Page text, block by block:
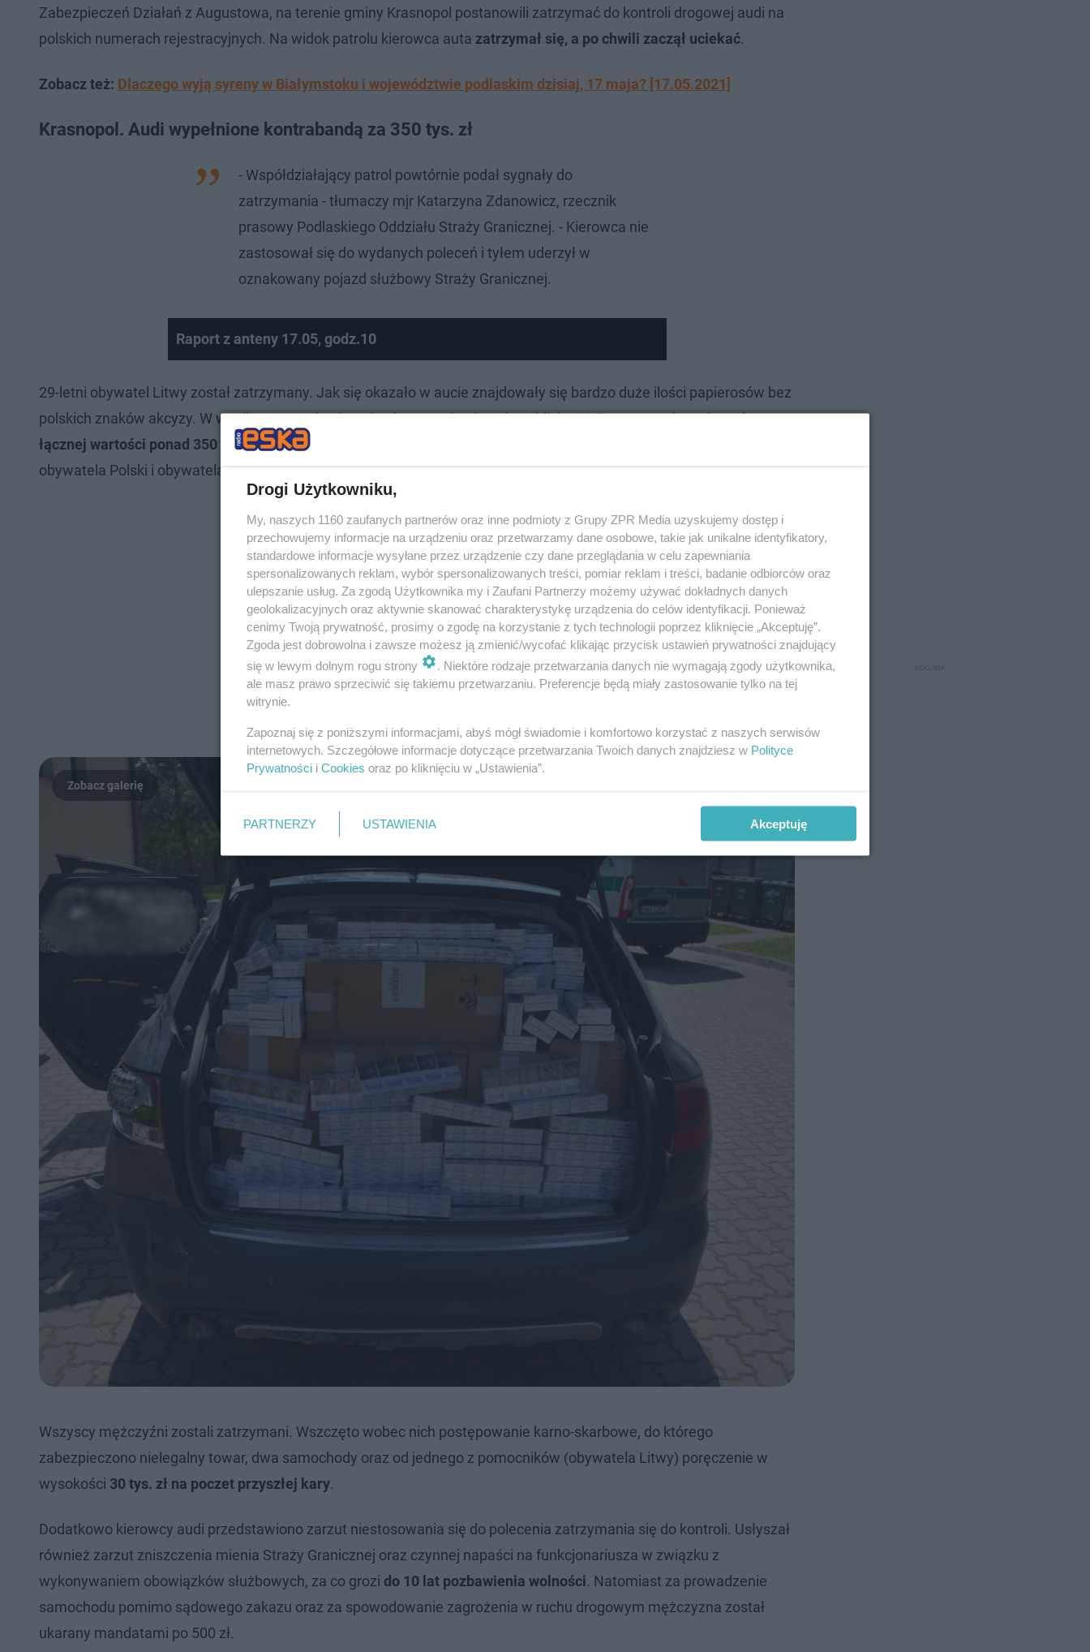
Zabezpieczeń Działań z Augustowa, na terenie gminy Krasnopol postanowili zatrzymać do kontroli drogowej audi na
polskich numerach rejestracyjnych. Na widok patrolu kierowca auta zatrzymał się, a po chwili zaczął uciekać.
Zobacz też: Dlaczego wyją syreny w Białymstoku i województwie podlaskim dzisiaj, 17 maja? [17.05.2021]
Krasnopol. Audi wypełnione kontrabandą za 350 tys. zł
- Współdziałający patrol powtórnie podał sygnały do
zatrzymania - tłumaczy mjr Katarzyna Zdanowicz, rzecznik
prasowy Podlaskiego Oddziału Straży Granicznej. - Kierowca nie
zastosował się do wydanych poleceń i tyłem uderzył w
oznakowany pojazd służbowy Straży Granicznej.
Raport z anteny 17.05, godz.10
29-letni obywatel Litwy został zatrzymany. Jak się okazało w aucie znajdowały się bardzo duże ilości papierosów bez
polskich znaków akcyzy. W wyniku przeszukania pojazdu w sumie ujawniono blisko 23,5 tys. paczek papierosów o
łącznej wartości ponad 350 tys. zł. Na miejscu zatrzymano także dwóch pomocników nielegalnego procederu -
obywatela Polski i obywatela Litwy jadących drugim autem.
Wszyscy mężczyźni zostali zatrzymani. Wszczęto wobec nich postępowanie karno-skarbowe, do którego
zabezpieczono nielegalny towar, dwa samochody oraz od jednego z pomocników (obywatela Litwy) poręczenie w
wysokości 30 tys. zł na poczet przyszłej kary.
Dodatkowo kierowcy audi przedstawiono zarzut niestosowania się do polecenia zatrzymania się do kontroli. Usłyszał
również zarzut zniszczenia mienia Straży Granicznej oraz czynnej napaści na funkcjonariusza w związku z
wykonywaniem obowiązków służbowych, za co grozi do 10 lat pozbawienia wolności. Natomiast za prowadzenie
samochodu pomimo sądowego zakazu oraz za spowodowanie zagrożenia w ruchu drogowym mężczyzna został
ukarany mandatami po 500 zł.
Drogi Użytkowniku,
My, naszych 1160 zaufanych partnerów oraz inne podmioty z Grupy ZPR Media uzyskujemy dostęp i
przechowujemy informacje na urządzeniu oraz przetwarzamy dane osobowe, takie jak unikalne identyfikatory,
standardowe informacje wysyłane przez urządzenie czy dane przeglądania w celu zapewniania
spersonalizowanych reklam, wybór spersonalizowanych treści, pomiar reklam i treści, badanie odbiorców oraz
ulepszanie usług. Za zgodą Użytkownika my i Zaufani Partnerzy możemy używać dokładnych danych
geolokalizacyjnych oraz aktywnie skanować charakterystykę urządzenia do celów identyfikacji. Ponieważ
cenimy Twoją prywatność, prosimy o zgodę na korzystanie z tych technologii poprzez kliknięcie „Akceptuję”.
Zgoda jest dobrowolna i zawsze możesz ją zmienić/wycofać klikając przycisk ustawień prywatności znajdujący
się w lewym dolnym rogu strony
. Niektóre rodzaje przetwarzania danych nie wymagają zgody użytkownika,
ale masz prawo sprzeciwić się takiemu przetwarzaniu. Preferencje będą miały zastosowanie tylko na tej
witrynie.
Zapoznaj się z poniższymi informacjami, abyś mógł świadomie i komfortowo korzystać z naszych serwisów
internetowych. Szczegółowe informacje dotyczące przetwarzania Twoich danych znajdziesz w Polityce
Prywatności i Cookies oraz po kliknięciu w „Ustawienia”.
PARTNERZY USTAWIENIA Akceptuję